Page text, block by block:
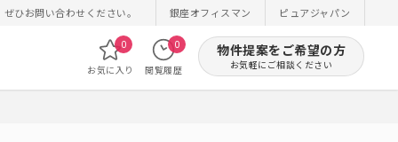
ひお問い合わせください。 銀座オフィスマン ピュアジャパン
お気に入り
0
閲覧履歴
0 物件提案をご希望の方
お気軽にご相談ください